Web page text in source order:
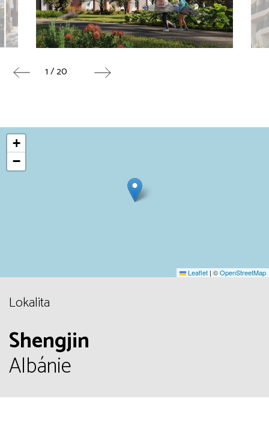
1 / 20
+
−
Leaflet | ©OpenStreetMap
Lokalita
Shengjin
Albánie